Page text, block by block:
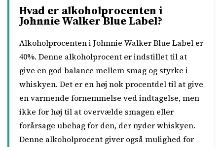
Hvad er alkoholprocenten i
Johnnie Walker Blue Label?
Alkoholprocenten i Johnnie Walker Blue Label er
40%. Denne alkoholprocent er indstillet til at
give en god balance mellem smag og styrke i
whiskyen. Det er en høj nok procentdel til at give
en varmende fornemmelse ved indtagelse, men
ikke for høj til at overvælde smagen eller
forårsage ubehag for den, der nyder whiskyen.
Denne alkoholprocent giver også mulighed for